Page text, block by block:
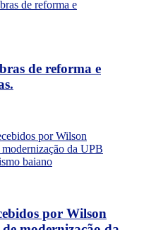
de reforma e
por Wilson